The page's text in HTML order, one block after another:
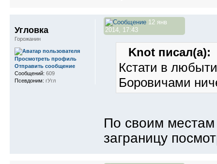
12 янв
2014, 17:43
Knot писал(а):
Кстати в
Боровичами
По своим местам
заграницу
Угловка
Горожанин
Просмотреть профиль
Отправить сообщение
Сообщений: 609
Псевдоним: гУгл